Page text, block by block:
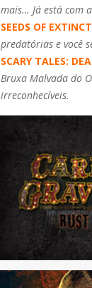
mais… Já está com
SEEDS OF
predatórias e você
SCARY TALES:
Bruxa Malvada do
irreconhecíveis.